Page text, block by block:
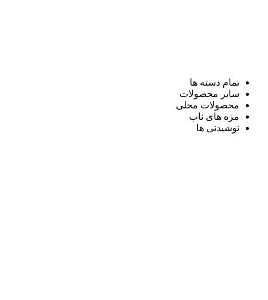
تمام دسته ها
سایر محصولات
محصولات محلی
مزه های ناب
نوشیدنی ها